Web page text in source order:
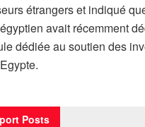
étrangers et indiqué
avait récemment
dédiée au soutien des
Posts